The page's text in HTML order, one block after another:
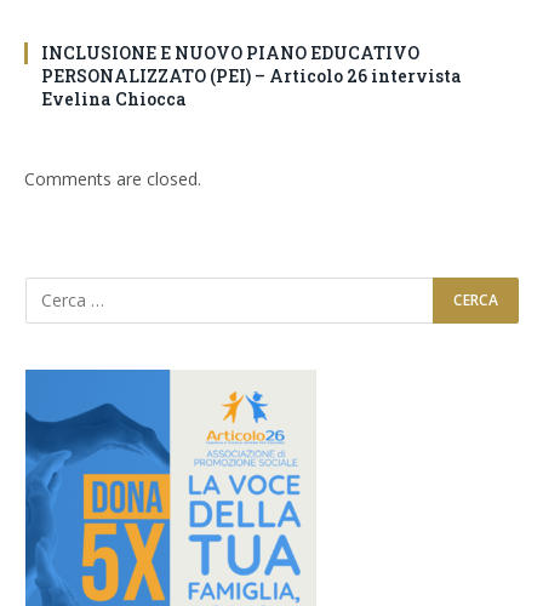
INCLUSIONE E NUOVO PIANO EDUCATIVO
PERSONALIZZATO (PEI) – Articolo 26 intervista
Evelina Chiocca
Comments are closed.